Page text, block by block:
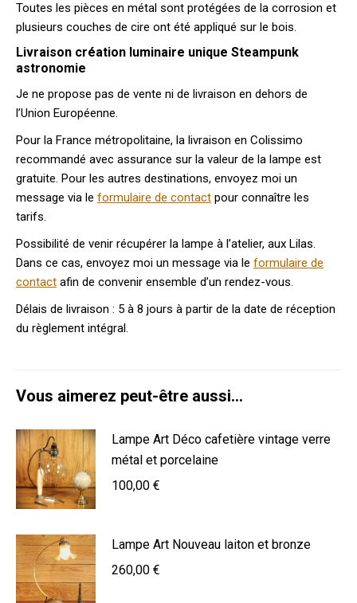
Toutes les pièces en métal sont protégées de la corrosion et
plusieurs couches de cire ont été appliqué sur le bois.
Livraison création luminaire unique Steampunk
astronomie
Je ne propose pas de vente ni de livraison en dehors de
l’Union Européenne.
Pour la France métropolitaine, la livraison en Colissimo
recommandé avec assurance sur la valeur de la lampe est
gratuite. Pour les autres destinations, envoyez moi un
message via le formulaire de contact pour connaître les
tarifs.
Possibilité de venir récupérer la lampe à l’atelier, aux Lilas.
Dans ce cas, envoyez moi un message via le formulaire de
contact afin de convenir ensemble d’un rendez-vous.
Délais de livraison : 5 à 8 jours à partir de la date de réception
du règlement intégral.
Vous aimerez peut-être aussi…
Lampe Art Déco cafetière vintage verre
métal et porcelaine
100,00 €
Lampe Art Nouveau laiton et bronze
260,00 €